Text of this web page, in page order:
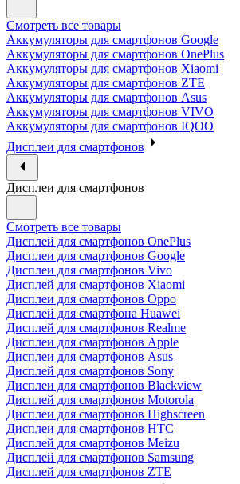
Смотреть все товары
Аккумуляторы для смартфонов Google
Аккумуляторы для смартфонов OnePlus
Аккумуляторы для смартфонов Xiaomi
Аккумуляторы для смартфонов ZTE
Аккумуляторы для cмартфонов Asus
Аккумуляторы для смартфонов VIVO
Аккумуляторы для смартфонов IQOO
Дисплеи для смартфонов
Дисплеи для смартфонов
Смотреть все товары
Дисплей для смартфонов OnePlus
Дисплеи для смартфонов Google
Дисплеи для смартфонов Vivo
Дисплей для смартфонов Xiaomi
Дисплеи для смартфонов Oppo
Дисплей для смартфона Huawei
Дисплей для смартфонов Realme
Дисплеи для смартфонов Apple
Дисплеи для смартфонов Asus
Дисплей для смартфонов Sony
Дисплеи для смартфонов Blackview
Дисплей для смартфонов Motorola
Дисплеи для смартфонов Highscreen
Дисплеи для смартфонов HTC
Дисплей для смартфонов Meizu
Дисплей для смартфонов Samsung
Дисплей для смартфонов ZTE